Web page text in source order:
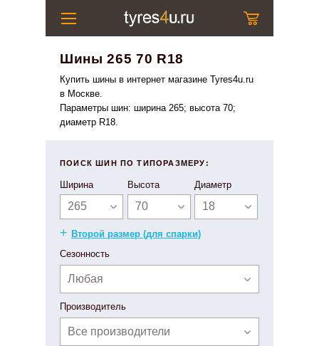
Шины 265 70 R18
Купить шины в интернет магазине Tyres4u.ru
в Москве.
Параметры шин: ширина 265; высота 70;
диаметр R18.
ПОИСК ШИН ПО ТИПОРАЗМЕРУ:
Ширина
265
Высота
70
Диаметр
18
+ Второй размер (для спарки)
Сезонность
Любая
Производитель
Все производители